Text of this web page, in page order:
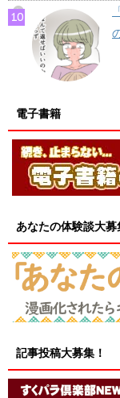
電子書籍
あなたの体験談大募
記事投稿大募集！